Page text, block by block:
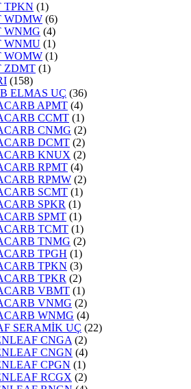
TPKN (1)
WDMW (6)
WNMG (4)
WNMU (1)
WOMW (1)
ZDMT (1)
(158)
ELMAS UÇ (36)
APMT (4)
CCMT (1)
CNMG (2)
DCMT (2)
KNUX (2)
RPMT (4)
RPMW (2)
SCMT (1)
SPKR (1)
SPMT (1)
TCMT (1)
TNMG (2)
TPGH (1)
TPKN (3)
TPKR (2)
VBMT (1)
VNMG (2)
WNMG (4)
SERAMİK UÇ (22)
CNGA (2)
CNGN (4)
CPGN (1)
RCGX (2)